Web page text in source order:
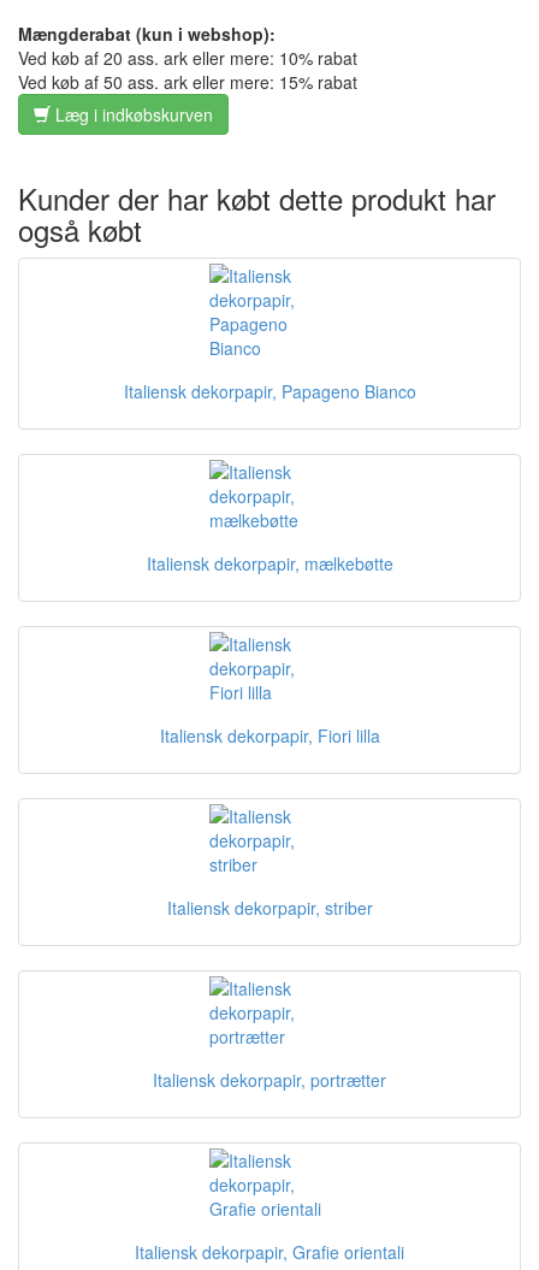
Mængderabat (kun i webshop):
Ved køb af 20 ass. ark eller mere: 10% rabat
Ved køb af 50 ass. ark eller mere: 15% rabat
Læg i indkøbskurven
Kunder der har købt dette produkt har
også købt
Italiensk dekorpapir, Papageno Bianco
Italiensk dekorpapir, mælkebøtte
Italiensk dekorpapir, Fiori lilla
Italiensk dekorpapir, striber
Italiensk dekorpapir, portrætter
Italiensk dekorpapir, Grafie orientali